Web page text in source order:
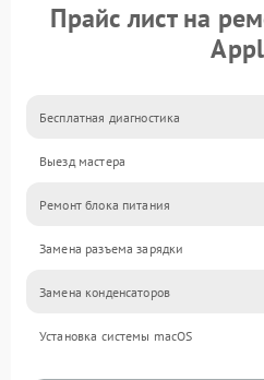
Прайс лист на
Бесплатная диагностика
Выезд мастера
Ремонт блока питания
Замена разъема зарядки
Замена конденсаторов
Установка системы macOS